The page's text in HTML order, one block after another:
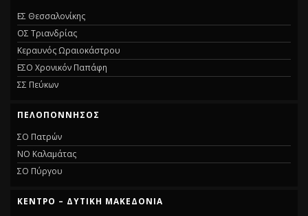
ΕΣ Θεσσαλονίκης
ΟΣ Τριανδρίας
Κεραυνός Ωραιοκάστρου
ΕΣΟ Χρονικόν Παπάφη
ΣΣ Πεύκων
ΠΕΛΟΠΟΝΝΗΣΟΣ
ΣΟ Πατρών
ΝΟ Καλαμάτας
ΣΟ Πύργου
ΚΕΝΤΡΟ – ΔΥΤΙΚΗ ΜΑΚΕΔΟΝΙΑ